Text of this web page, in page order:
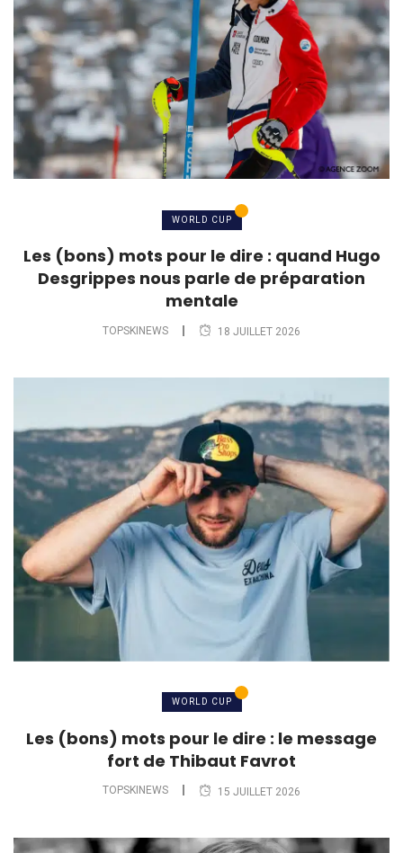
WORLD CUP
Les (bons) mots pour le dire : quand Hugo
Desgrippes nous parle de préparation
mentale
TOPSKINEWS 18 JUILLET 2026
WORLD CUP
Les (bons) mots pour le dire : le message
fort de Thibaut Favrot
TOPSKINEWS 15 JUILLET 2026